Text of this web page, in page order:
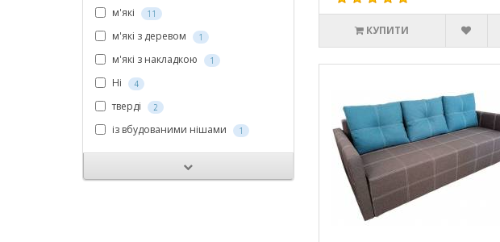
м'які 11
м'які з деревом 1
м'які з накладкою 1
Ні 4
тверді 2
із вбудованими нішами 1
КУПИТИ